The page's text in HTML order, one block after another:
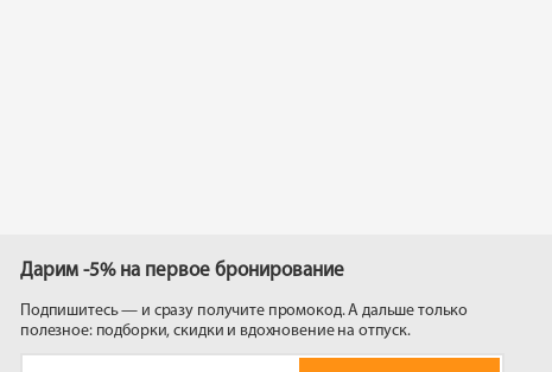
Дарим -5% на первое бронирование
Подпишитесь — и сразу получите промокод. А дальше только
полезное: подборки, скидки и вдохновение на отпуск.